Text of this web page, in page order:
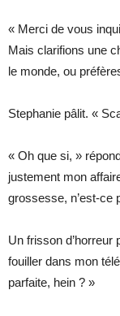
« Merci de vous
Mais clarifions une
le monde, ou
Stephanie pâlit. «
« Oh que si, »
justement mon
grossesse, n’est-ce
Un frisson d’horreur
fouiller dans mon
parfaite, hein ? »